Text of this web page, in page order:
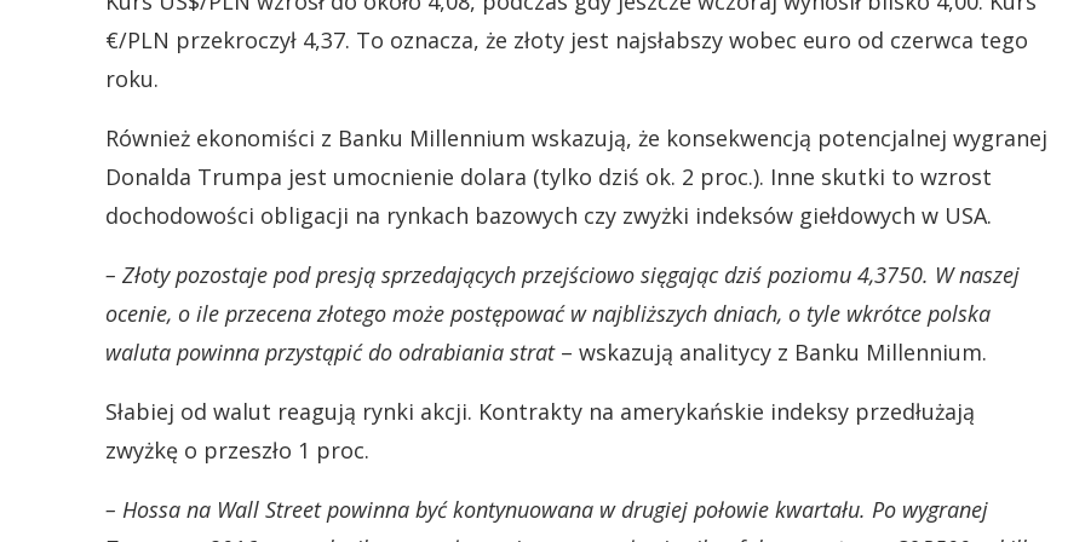
€/PLN przekroczył 4,37. To oznacza, że złoty jest najsłabszy wobec euro od czerwca tego
roku.
Również ekonomiści z Banku Millennium wskazują, że konsekwencją potencjalnej wygranej
Donalda Trumpa jest umocnienie dolara (tylko dziś ok. 2 proc.). Inne skutki to wzrost
dochodowości obligacji na rynkach bazowych czy zwyżki indeksów giełdowych w USA.
– Złoty pozostaje pod presją sprzedających przejściowo sięgając dziś poziomu 4,3750. W naszej
ocenie, o ile przecena złotego może postępować w najbliższych dniach, o tyle wkrótce polska
waluta powinna przystąpić do odrabiania strat– wskazują analitycy z Banku Millennium.
Słabiej od walut reagują rynki akcji. Kontrakty na amerykańskie indeksy przedłużają
zwyżkę o przeszło 1 proc.
– Hossa na Wall Street powinna być kontynuowana w drugiej połowie kwartału. Po wygranej